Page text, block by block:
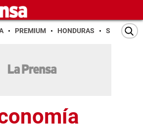
PREMIUM HONDURAS SAN PEDRO